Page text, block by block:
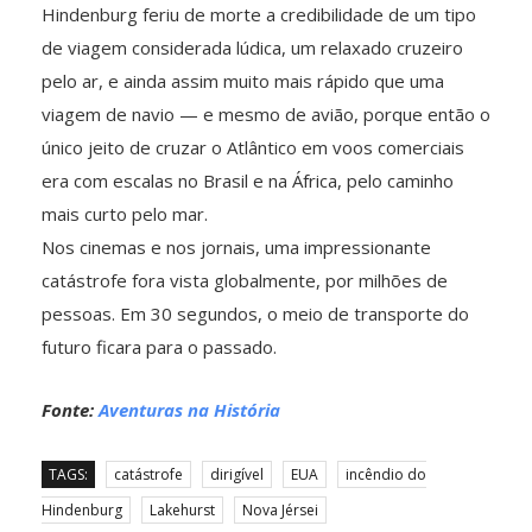
Hindenburg feriu de morte a credibilidade de um tipo
de viagem considerada lúdica, um relaxado cruzeiro
pelo ar, e ainda assim muito mais rápido que uma
viagem de navio — e mesmo de avião, porque então o
único jeito de cruzar o Atlântico em voos comerciais
era com escalas no Brasil e na África, pelo caminho
mais curto pelo mar.
Nos cinemas e nos jornais, uma impressionante
catástrofe fora vista globalmente, por milhões de
pessoas. Em 30 segundos, o meio de transporte do
futuro ficara para o passado.
Fonte: Aventuras na História
TAGS: catástrofe dirigível EUA
incêndio do
Hindenburg
Lakehurst Nova Jérsei